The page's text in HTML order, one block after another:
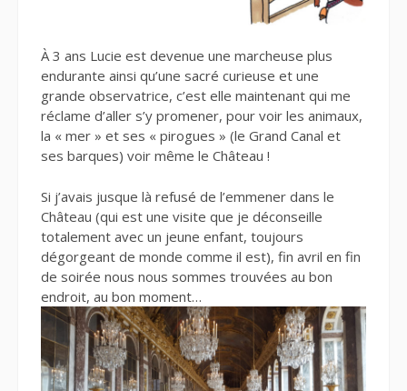
À 3 ans Lucie est devenue une marcheuse plus
endurante ainsi qu’une sacré curieuse et une
grande observatrice, c’est elle maintenant qui me
réclame d’aller s’y promener, pour voir les animaux,
la « mer » et ses « pirogues » (le Grand Canal et
ses barques) voir même le Château !
Si j’avais jusque là refusé de l’emmener dans le
Château (qui est une visite que je déconseille
totalement avec un jeune enfant, toujours
dégorgeant de monde comme il est), fin avril en fin
de soirée nous nous sommes trouvées au bon
endroit, au bon moment…